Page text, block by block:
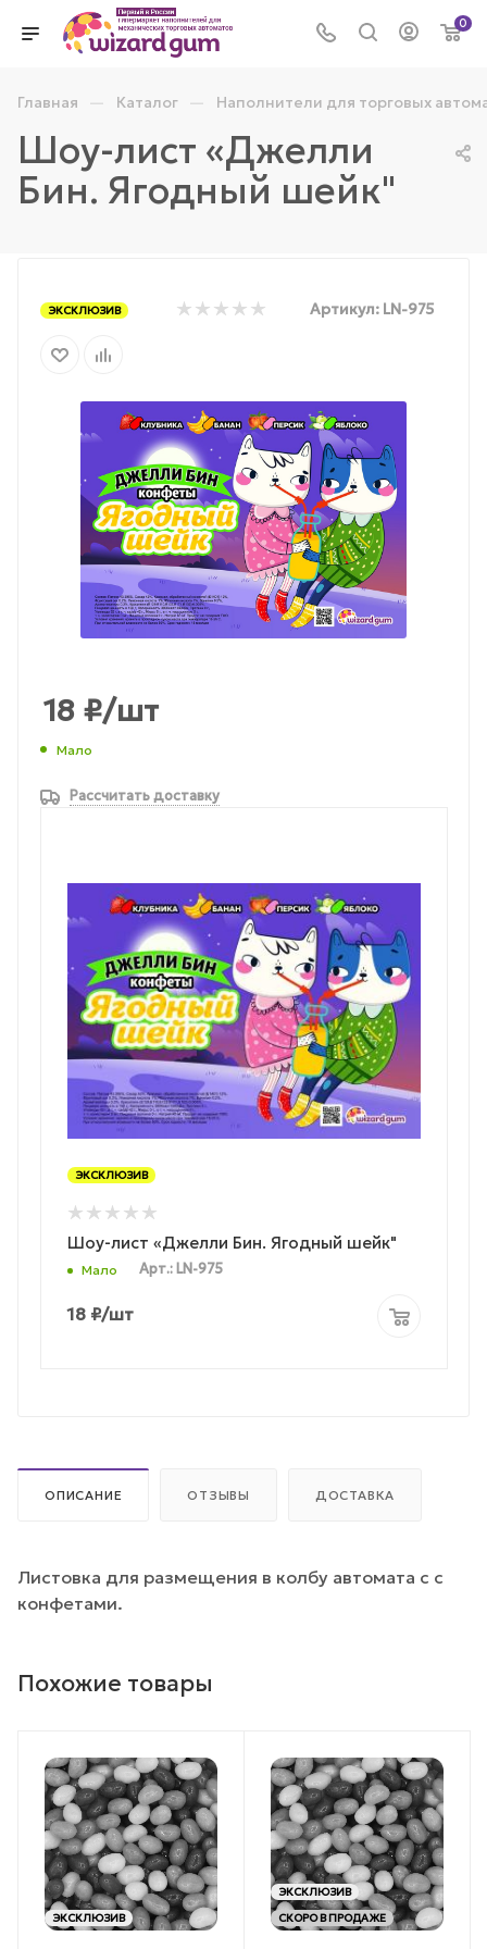
0
Главная — Каталог — Наполнители для торговых
Шоу-лист «Джелли
Бин. Ягодный шейк"
ЭКСКЛЮЗИВ Артикул: LN-975
18 ₽/шт
Мало
Рассчитать доставку
ЭКСКЛЮЗИВ
Шоу-лист «Джелли Бин. Ягодный шейк"
Мало Арт.: LN-975
18 ₽/шт
ОПИСАНИЕ ОТЗЫВЫ ДОСТАВКА
Листовка для размещения в колбу автомата с с
конфетами.
Похожие товары
ЭКСКЛЮЗИВ
ЭКСКЛЮЗИВ
СКОРО В ПРОДАЖЕ